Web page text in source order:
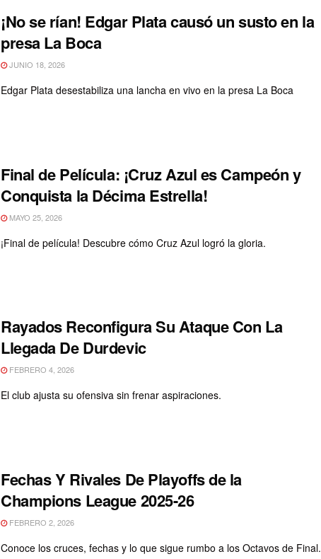
¡No se rían! Edgar Plata causó un susto en la
presa La Boca
JUNIO 18, 2026
Edgar Plata desestabiliza una lancha en vivo en la presa La Boca
Final de Película: ¡Cruz Azul es Campeón y
Conquista la Décima Estrella!
MAYO 25, 2026
¡Final de película! Descubre cómo Cruz Azul logró la gloria.
Rayados Reconfigura Su Ataque Con La
Llegada De Durdevic
FEBRERO 4, 2026
El club ajusta su ofensiva sin frenar aspiraciones.
Fechas Y Rivales De Playoffs de la
Champions League 2025-26
FEBRERO 2, 2026
Conoce los cruces, fechas y lo que sigue rumbo a los Octavos de Final.